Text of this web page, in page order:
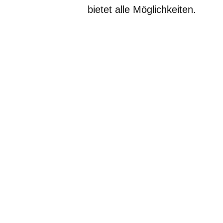
bietet alle Möglichkeiten.